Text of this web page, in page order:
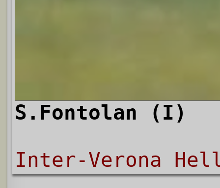
S.Fontolan (I)
Inter-Verona